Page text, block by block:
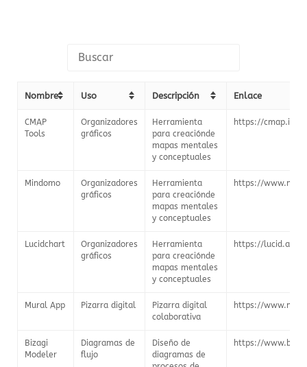
Nombre Uso Descripción Enlace
CMAP
Tools
Organizadores
gráficos
Herramienta
para creaciónde
mapas mentales
y conceptuales
https://
Mindomo
Organizadores
gráficos
Herramienta
para creaciónde
mapas mentales
y conceptuales
https://
Lucidchart
Organizadores
gráficos
Herramienta
para creaciónde
mapas mentales
y conceptuales
https://lucid.app/
Mural App Pizarra digital
Pizarra digital
colaborativa
https://
Bizagi
Modeler
Diagramas de
flujo
Diseño de
diagramas de
https://